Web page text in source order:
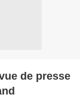
de presse